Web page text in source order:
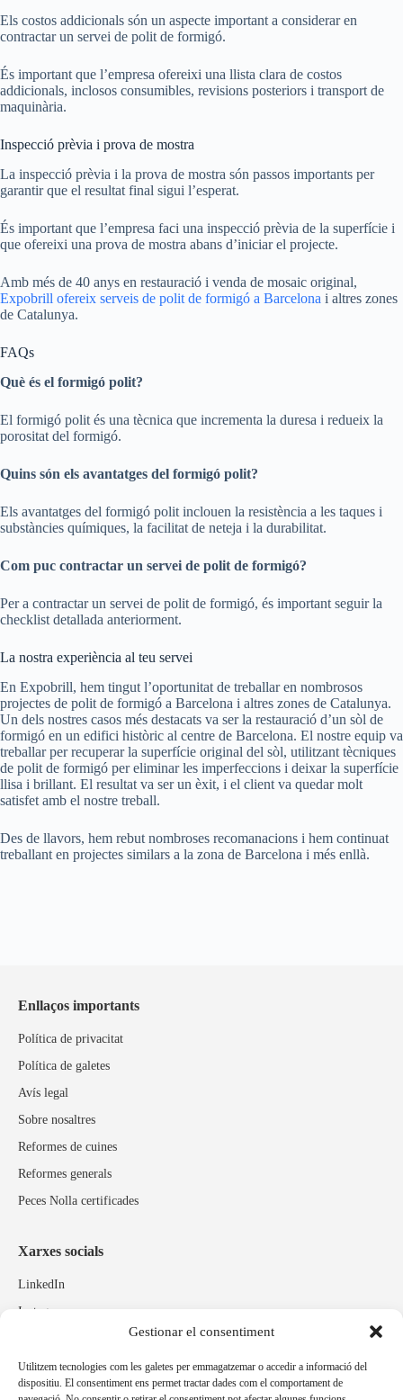
Gestionar el consentiment
Utilitzem tecnologies com les galetes per emmagatzemar o accedir a informació del
dispositiu. El consentiment ens permet tractar dades com el comportament de
Els costos addicionals són un aspecte important a considerar en
contractar un servei de polit de formigó.
És important que l’empresa ofereixi una llista clara de costos
addicionals, inclosos consumibles, revisions posteriors i transport de
maquinària.
Inspecció prèvia i prova de mostra
La inspecció prèvia i la prova de mostra són passos importants per
garantir que el resultat final sigui l’esperat.
És important que l’empresa faci una inspecció prèvia de la superfície i
que ofereixi una prova de mostra abans d’iniciar el projecte.
Amb més de 40 anys en restauració i venda de mosaic original,
Expobrill ofereix serveis de polit de formigó a Barcelona i altres zones
de Catalunya.
FAQs
Què és el formigó polit?
El formigó polit és una tècnica que incrementa la duresa i redueix la
porositat del formigó.
Quins són els avantatges del formigó polit?
Els avantatges del formigó polit inclouen la resistència a les taques i
substàncies químiques, la facilitat de neteja i la durabilitat.
Com puc contractar un servei de polit de formigó?
Per a contractar un servei de polit de formigó, és important seguir la
checklist detallada anteriorment.
La nostra experiència al teu servei
En Expobrill, hem tingut l’oportunitat de treballar en nombrosos
projectes de polit de formigó a Barcelona i altres zones de Catalunya.
Un dels nostres casos més destacats va ser la restauració d’un sòl de
formigó en un edifici històric al centre de Barcelona. El nostre equip va
treballar per recuperar la superfície original del sòl, utilitzant tècniques
de polit de formigó per eliminar les imperfeccions i deixar la superfície
llisa i brillant. El resultat va ser un èxit, i el client va quedar molt
satisfet amb el nostre treball.
Des de llavors, hem rebut nombroses recomanacions i hem continuat
treballant en projectes similars a la zona de Barcelona i més enllà.
Enllaços importants
Política de privacitat
Política de galetes
Avís legal
Sobre nosaltres
Reformes de cuines
Reformes generals
Peces Nolla certificades
Xarxes socials
LinkedIn
Instagram
Marques relacionades